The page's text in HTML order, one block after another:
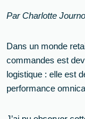
Par Charlotte
Dans un monde
commandes est
logistique : elle est
performance